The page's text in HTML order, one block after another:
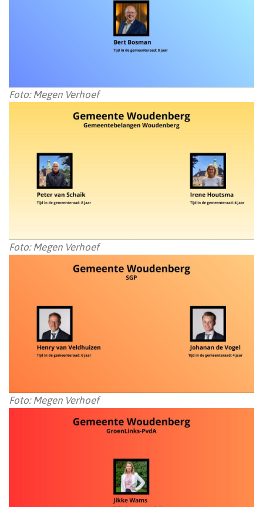
Foto: Megen Verhoef
Foto: Megen Verhoef
Foto: Megen Verhoef